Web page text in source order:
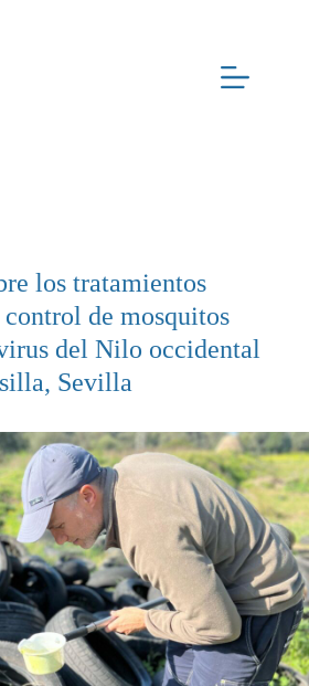
los tratamientos
de mosquitos
del Nilo occidental
Sevilla